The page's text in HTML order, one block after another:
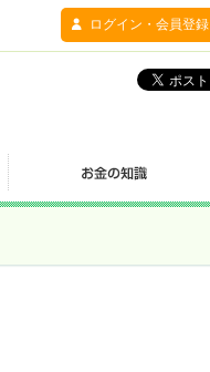
ログイン・会員登録